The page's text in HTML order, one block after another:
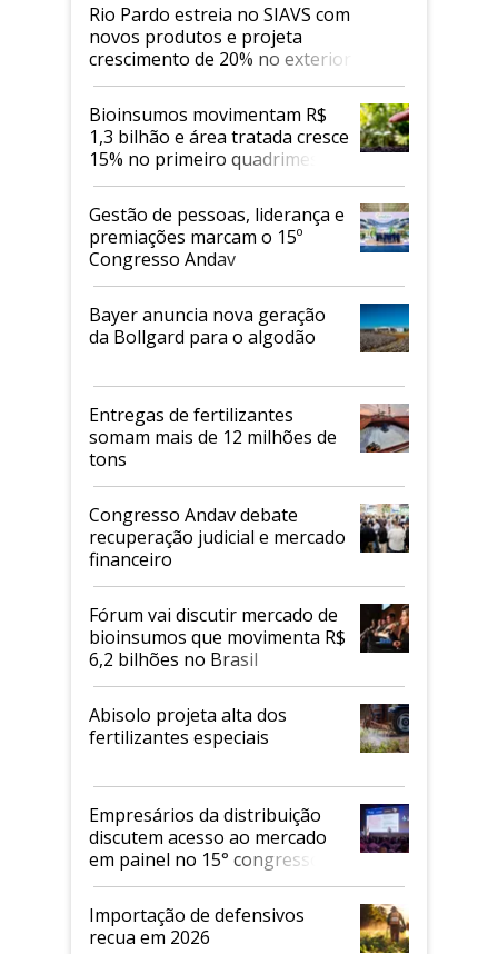
Rio Pardo estreia no SIAVS com
novos produtos e projeta
crescimento de 20% no exterior
Bioinsumos movimentam R$
1,3 bilhão e área tratada cresce
15% no primeiro quadrimestre
de 2026
Gestão de pessoas, liderança e
premiações marcam o 15º
Congresso Andav
Bayer anuncia nova geração
da Bollgard para o algodão
Entregas de fertilizantes
somam mais de 12 milhões de
tons
Congresso Andav debate
recuperação judicial e mercado
financeiro
Fórum vai discutir mercado de
bioinsumos que movimenta R$
6,2 bilhões no Brasil
Abisolo projeta alta dos
fertilizantes especiais
Empresários da distribuição
discutem acesso ao mercado
em painel no 15° congresso
Andav
Importação de defensivos
recua em 2026